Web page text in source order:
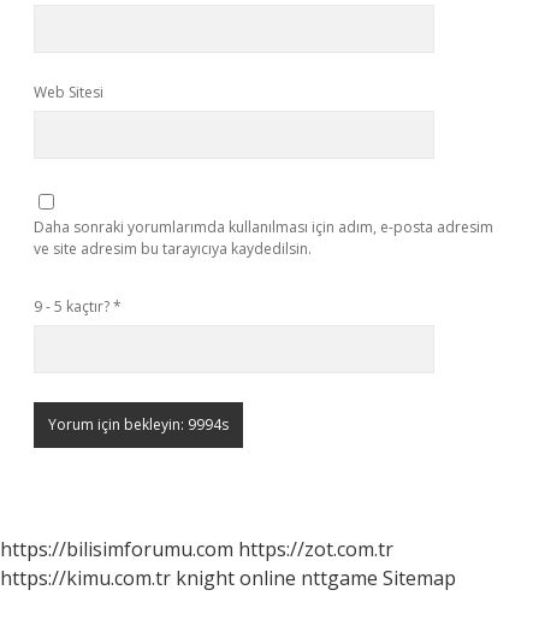
Web Sitesi
Daha sonraki yorumlarımda kullanılması için adım, e-posta adresim
ve site adresim bu tarayıcıya kaydedilsin.
9 - 5 kaçtır?*
https://bilisimforumu.com https://zot.com.tr
https://kimu.com.tr knight online nttgame Sitemap